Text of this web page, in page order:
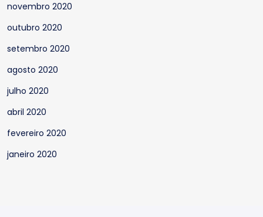
novembro 2020
outubro 2020
setembro 2020
agosto 2020
julho 2020
abril 2020
fevereiro 2020
janeiro 2020